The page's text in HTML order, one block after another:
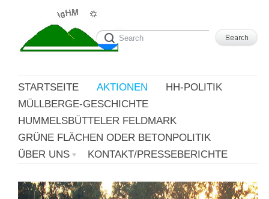
STARTSEITE AKTIONEN
HH-POLITIK
MÜLLBERGE-GESCHICHTE
HUMMELSBÜTTELER FELDMARK
GRÜNE FLÄCHEN ODER BETONPOLITIK
ÜBER UNS
KONTAKT/PRESSEBERICHTE